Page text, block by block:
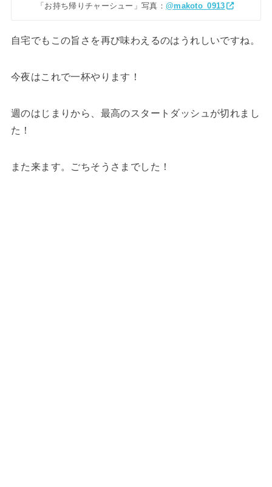
「お持ち帰りチャーシュー」写真： @makoto_0913
自宅でもこの旨さを再び味わえるのはうれしいですね。
今夜はこれで一杯やります！
週のはじまりから、最高のスタートダッシュが切れまし
た！
また来ます。ごちそうさまでした！